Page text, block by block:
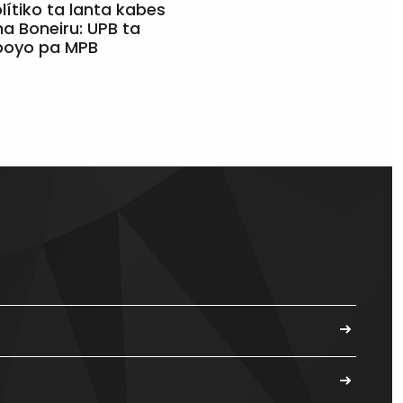
ta lanta kabes
Boneiru: UPB ta
pa MPB